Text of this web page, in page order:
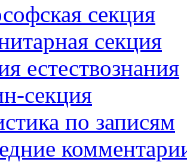
секция
секция
естествознания
секция
по записям